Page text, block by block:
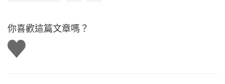
你喜歡這篇文章嗎？
讚